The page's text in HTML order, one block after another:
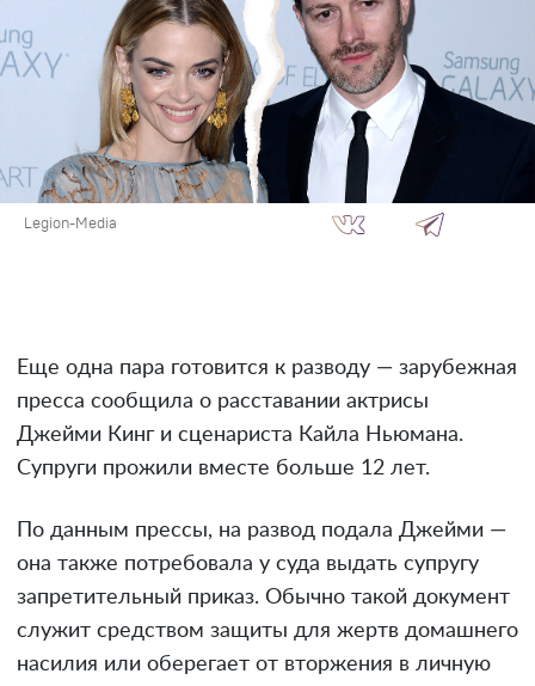
Legion-Media
Еще одна пара готовится к разводу — зарубежная
пресса сообщила о расставании актрисы
Джейми Кинг и сценариста Кайла Ньюмана.
Супруги прожили вместе больше 12 лет.
По данным прессы, на развод подала Джейми —
она также потребовала у суда выдать супругу
запретительный приказ. Обычно такой документ
служит средством защиты для жертв домашнего
насилия или оберегает от вторжения в личную